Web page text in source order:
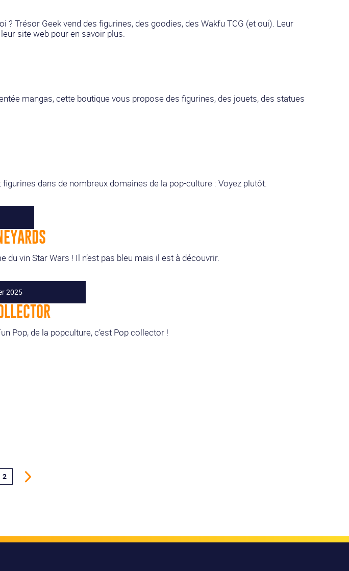
? Trésor Geek vend des figurines, des goodies, des Wakfu TCG (et oui). Leur
site web pour en savoir plus.
mangas, cette boutique vous propose des figurines, des jouets, des statues
dans de nombreux domaines de la pop-culture : Voyez plutôt.
du vin Star Wars ! Il n’est pas bleu mais il est à découvrir.
2025
Pop, de la popculture, c’est Pop collector !
2